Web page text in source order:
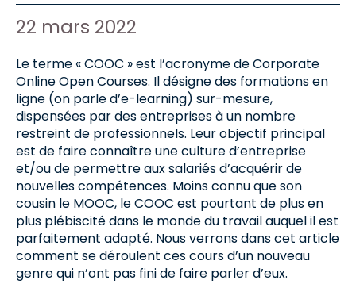
Date de publication :
22 mars 2022
Le terme « COOC » est l’acronyme de Corporate
Online Open Courses. Il désigne des formations en
ligne (on parle d’e-learning) sur-mesure,
dispensées par des entreprises à un nombre
restreint de professionnels. Leur objectif principal
est de faire connaître une culture d’entreprise
et/ou de permettre aux salariés d’acquérir de
nouvelles compétences. Moins connu que son
cousin le MOOC, le COOC est pourtant de plus en
plus plébiscité dans le monde du travail auquel il est
parfaitement adapté. Nous verrons dans cet article
comment se déroulent ces cours d’un nouveau
genre qui n’ont pas fini de faire parler d’eux.